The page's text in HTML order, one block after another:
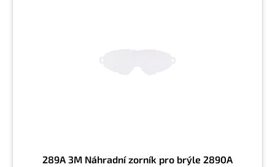
289A 3M Náhradní zorník pro brýle 2890A